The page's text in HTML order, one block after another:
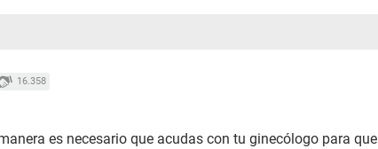
16.358
es necesario que acudas con tu ginecólogo para que